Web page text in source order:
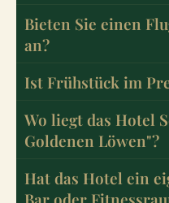
Per E-Mail an
Bieten Sie einen
an?
Ist Frühstück im
Wo liegt das Hotel
Goldenen Löwen"?
Hat das Hotel ein